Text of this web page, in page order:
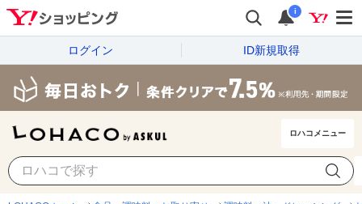
i
ログイン ID新規取得
ロハコメニュー